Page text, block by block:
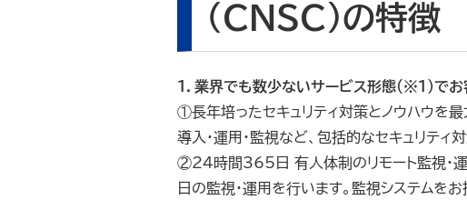
（CNSC）の特徴
１．業界でも数少ないサービス形態（※１）で
①長年培ったセキュリティ対策とノウハウを
導入・運用・監視など、包括的なセキュリティ
②24時間365日 有人体制のリモート監視・運
日の監視・運用を行います。監視システムを